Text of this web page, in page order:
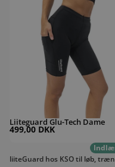
Liiteguard Glu-Tech Dame
499,00 DKK
liiteGuard hos KSO til løb,